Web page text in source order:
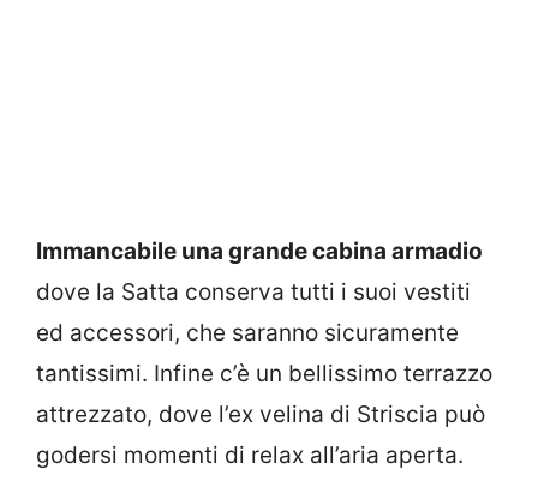
Immancabile una grande cabina armadio
dove la Satta conserva tutti i suoi vestiti
ed accessori, che saranno sicuramente
tantissimi. Infine c’è un bellissimo terrazzo
attrezzato, dove l’ex velina di Striscia può
godersi momenti di relax all’aria aperta.